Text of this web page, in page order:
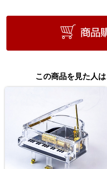
この商品を見た人